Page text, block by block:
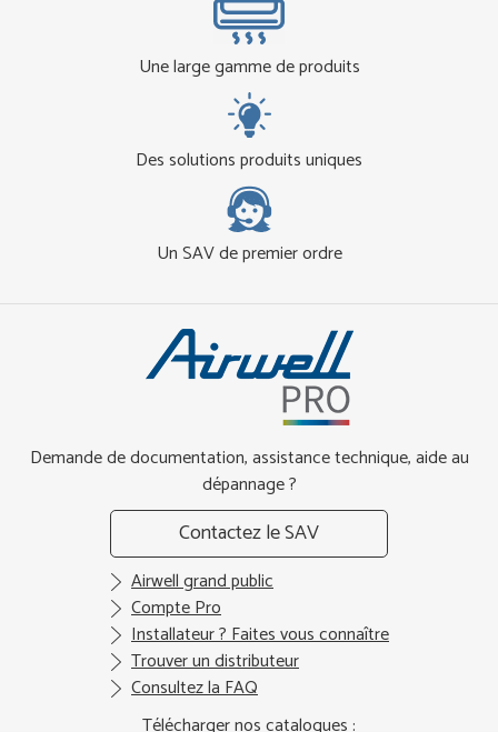
Une large gamme de produits
Des solutions produits uniques
Un SAV de premier ordre
Demande de documentation, assistance technique, aide au
dépannage ?
Contactez le SAV
Airwell grand public
Compte Pro
Installateur ? Faites vous connaître
Trouver un distributeur
Consultez la FAQ
Télécharger nos catalogues :